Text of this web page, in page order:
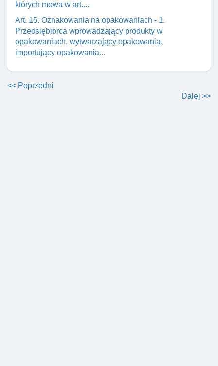
których mowa w art....
Art. 15. Oznakowania na opakowaniach - 1.
Przedsiębiorca wprowadzający produkty w
opakowaniach, wytwarzający opakowania,
importujący opakowania...
<< Poprzedni
Dalej >>